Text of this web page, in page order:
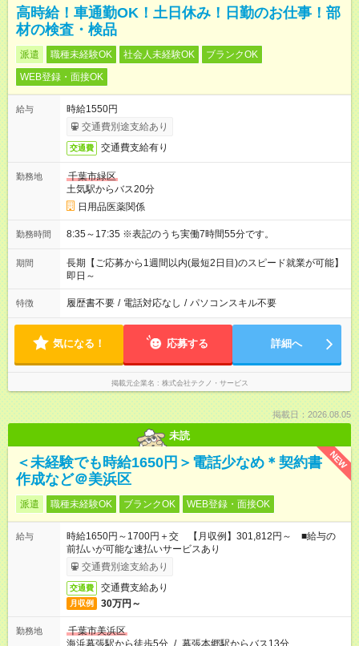
高時給！車通勤OK！土日休み！日勤のお仕事！部
材の検査・検品
派遣 職種未経験OK 社会人未経験OK
ブランクOK
WEB登録・面接OK
給与
時給1550円
交通費別途支給あり
交通費 交通費支給有り
勤務地
千葉市緑区
土気駅からバス20分
日用品医薬関係
勤務時間 8:35～17:35 ※表記のうち実働7時間55分です。
期間
長期【ご応募から1週間以内(最短2日目)のスピード就業が可能】
即日～
特徴 履歴書不要 / 電話対応なし / パソコンスキル不要
気になる！ 応募する 詳細へ
掲載元企業名 株式会社テクノ・サービス
掲載日：2026.08.05
未読
NEW
＜未経験でも時給1650円＞電話少なめ＊契約書
作成など＠美浜区
派遣 職種未経験OK ブランクOK WEB登録・面接OK
給与
時給1650円～1700円＋交 【月収例】301,812円～ ■給与の
前払いが可能な速払いサービスあり
交通費別途支給あり
交通費 交通費支給あり
月収例 30万円～
勤務地
千葉市美浜区
海浜幕張駅から徒歩5分 / 幕張本郷駅からバス13分